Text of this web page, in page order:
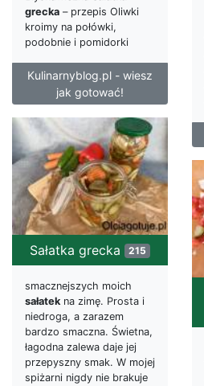
grecka – przepis Oliwki
kroimy na połówki,
podobnie i pomidorki
Kulinarnyblog.pl - wiesz
jak gotować!
Sałatka grecka 215
smacznejszych moich
sałatekna zimę. Prosta i
niedroga, a zarazem
bardzo smaczna. Świetna,
łagodna zalewa daje jej
przepyszny smak. W mojej
spiżarni nigdy nie brakuje